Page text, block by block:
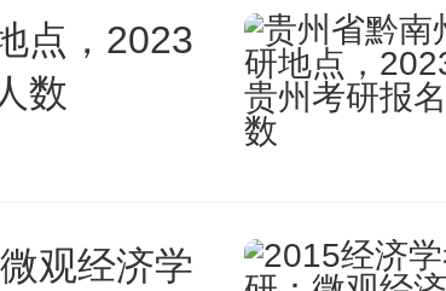
是说今年还未上高中的
长生这条路了。
点，2023
数
观经济学